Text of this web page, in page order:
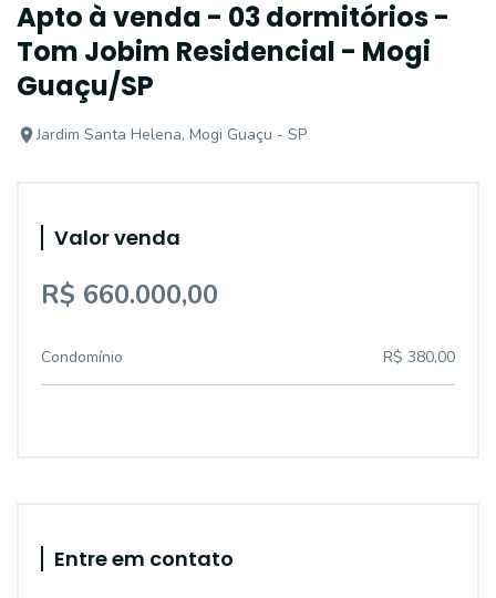
Apto à venda - 03 dormitórios -
Tom Jobim Residencial - Mogi
Guaçu/SP
Jardim Santa Helena, Mogi Guaçu - SP
Valor venda
R$ 660.000,00
Condomínio R$ 380,00
Entre em contato